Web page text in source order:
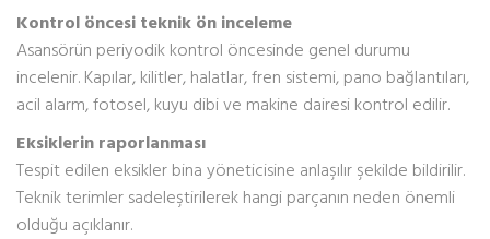
Kontrol öncesi teknik ön inceleme
Asansörün periyodik kontrol öncesinde genel durumu
incelenir. Kapılar, kilitler, halatlar, fren sistemi, pano bağlantıları,
acil alarm, fotosel, kuyu dibi ve makine dairesi kontrol edilir.
Eksiklerin raporlanması
Tespit edilen eksikler bina yöneticisine anlaşılır şekilde bildirilir.
Teknik terimler sadeleştirilerek hangi parçanın neden önemli
olduğu açıklanır.